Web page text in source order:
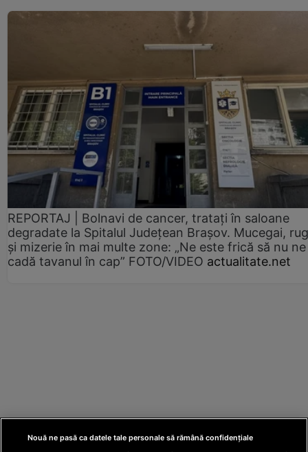
REPORTAJ | Bolnavi de cancer, tratați în saloane
degradate la Spitalul Județean Brașov. Mucegai,
și mizerie în mai multe zone: „Ne este frică să nu ne
cadă tavanul în cap” FOTO/VIDEO actualitate.net
Nouă ne pasă ca datele tale personale să rămână confidențiale